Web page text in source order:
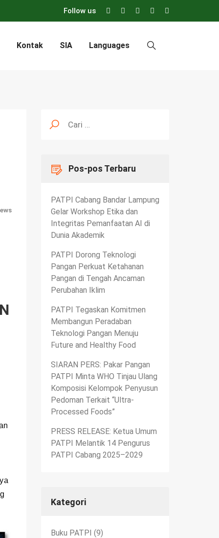
Follow us
Kontak SIA Languages
untuk:
Pos-pos Terbaru
PATPI Cabang Bandar Lampung
Gelar Workshop Etika dan
Integritas Pemanfaatan AI di
Dunia Akademik
PATPI Dorong Teknologi
Pangan Perkuat Ketahanan
Pangan di Tengah Ancaman
Perubahan Iklim
PATPI Tegaskan Komitmen
Membangun Peradaban
Teknologi Pangan Menuju
Future and Healthy Food
SIARAN PERS: Pakar Pangan
PATPI Minta WHO Tinjau Ulang
Komposisi Kelompok Penyusun
Pedoman Terkait “Ultra-
Processed Foods”
PRESS RELEASE: Ketua Umum
PATPI Melantik 14 Pengurus
PATPI Cabang 2025–2029
Kategori
Buku PATPI (9)